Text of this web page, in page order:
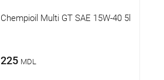
Chempioil Multi GT SAE 15W-40 5l
225 MDL